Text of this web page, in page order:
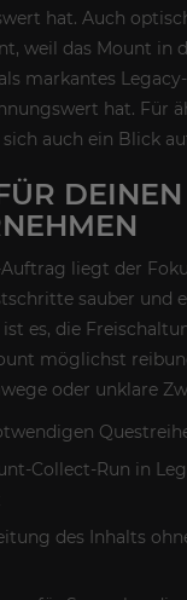
hat. Auch
weil das Mount in
markantes
hat. Für
auch ein Blick
DEINEN
liegt der
sauber und
es, die
möglichst
oder unklare
Collect-Run in
des Inhalts